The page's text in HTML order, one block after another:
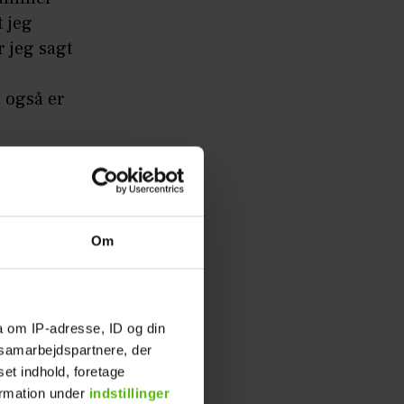
Om
om IP-adresse, ID og din
der
indhold, foretage
under indstillinger
jeg
jeg sagt
er
til at